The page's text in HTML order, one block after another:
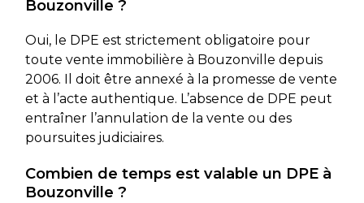
Bouzonville ?
Oui, le DPE est strictement obligatoire pour
toute vente immobilière à Bouzonville depuis
2006. Il doit être annexé à la promesse de vente
et à l’acte authentique. L’absence de DPE peut
entraîner l’annulation de la vente ou des
poursuites judiciaires.
Combien de temps est valable un DPE à
Bouzonville ?